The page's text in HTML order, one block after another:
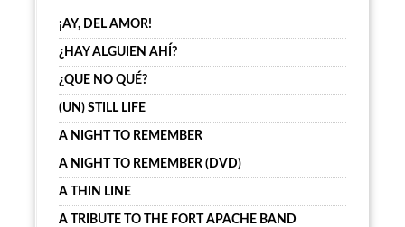
¡AY, DEL AMOR!
¿HAY ALGUIEN AHÍ?
¿QUE NO QUÉ?
(UN) STILL LIFE
A NIGHT TO REMEMBER
A NIGHT TO REMEMBER (DVD)
A THIN LINE
A TRIBUTE TO THE FORT APACHE BAND